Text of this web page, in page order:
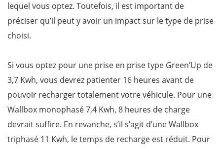
lequel vous optez. Toutefois, il est important de
préciser qu’il peut y avoir un impact sur le type de prise
choisi.
Si vous optez pour une prise en prise type Green’Up de
3,7 Kwh, vous devrez patienter 16 heures avant de
pouvoir recharger totalement votre véhicule. Pour une
Wallbox monophasé 7,4 Kwh, 8 heures de charge
devrait suffire. En revanche, s’il s’agit d’une Wallbox
triphasé 11 Kwh, le temps de recharge est réduit. Pour